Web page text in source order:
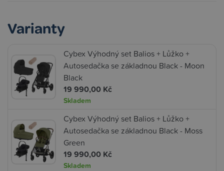
Varianty
Cybex Výhodný set Balios + Lůžko +
Autosedačka se základnou Black - Moon
Black
19 990,00 Kč
Skladem
Cybex Výhodný set Balios + Lůžko +
Autosedačka se základnou Black - Moss
Green
19 990,00 Kč
Skladem